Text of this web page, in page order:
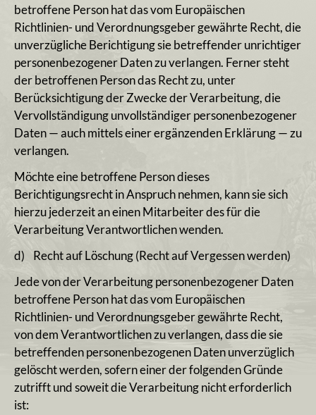
betroffene Person hat das vom Europäischen
Richtlinien- und Verordnungsgeber gewährte Recht, die
unverzügliche Berichtigung sie betreffender unrichtiger
personenbezogener Daten zu verlangen. Ferner steht
der betroffenen Person das Recht zu, unter
Berücksichtigung der Zwecke der Verarbeitung, die
Vervollständigung unvollständiger personenbezogener
Daten — auch mittels einer ergänzenden Erklärung — zu
verlangen.
Möchte eine betroffene Person dieses
Berichtigungsrecht in Anspruch nehmen, kann sie sich
hierzu jederzeit an einen Mitarbeiter des für die
Verarbeitung Verantwortlichen wenden.
d) Recht auf Löschung (Recht auf Vergessen werden)
Jede von der Verarbeitung personenbezogener Daten
betroffene Person hat das vom Europäischen
Richtlinien- und Verordnungsgeber gewährte Recht,
von dem Verantwortlichen zu verlangen, dass die sie
betreffenden personenbezogenen Daten unverzüglich
gelöscht werden, sofern einer der folgenden Gründe
zutrifft und soweit die Verarbeitung nicht erforderlich
ist: